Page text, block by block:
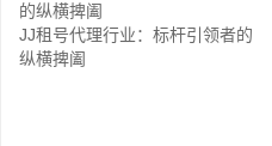
JJ租号代理行业：标杆引领者的
纵横捭阖